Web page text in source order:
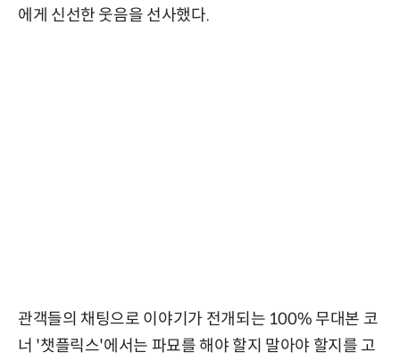
에게 신선한 웃음을 선사했다.
관객들의 채팅으로 이야기가 전개되는 100% 무대본 코
너 '챗플릭스'에서는 파묘를 해야 할지 말아야 할지를 고